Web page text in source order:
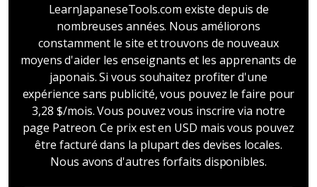
LearnJapaneseTools.com existe depuis de
nombreuses années. Nous améliorons
constamment le site et trouvons de nouveaux
moyens d'aider les enseignants et les apprenants de
japonais. Si vous souhaitez profiter d'une
expérience sans publicité, vous pouvez le faire pour
3,28 $/mois. Vous pouvez vous inscrire via notre
page Patreon. Ce prix est en USD mais vous pouvez
être facturé dans la plupart des devises locales.
Nous avons d'autres forfaits disponibles.